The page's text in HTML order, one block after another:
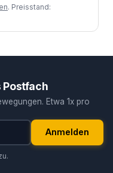
. Preisstand:
Postfach
Etwa 1x pro
Anmelden